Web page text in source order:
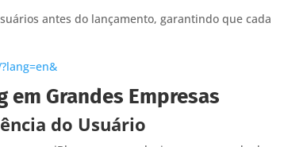
antes do lançamento, garantindo que cada
em Grandes Empresas
do Usuário